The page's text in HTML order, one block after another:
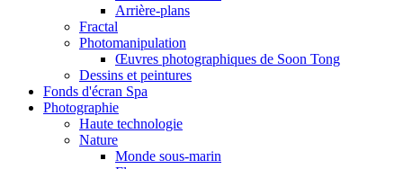
Arrière-plans
Fractal
Photomanipulation
Œuvres photographiques de Soon Tong
Dessins et peintures
Fonds d'écran Spa
Photographie
Haute technologie
Nature
Monde sous-marin